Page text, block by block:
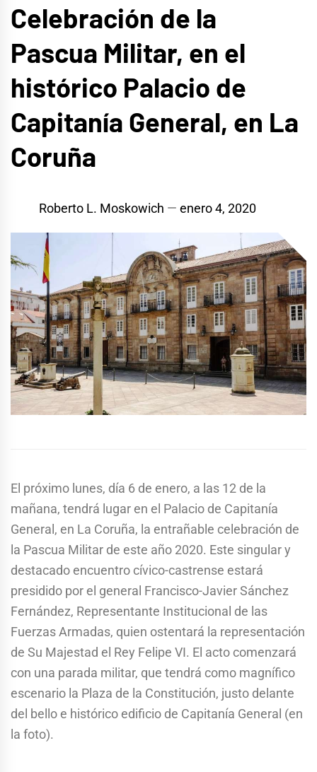
Celebración de la
Pascua Militar, en el
histórico Palacio de
Capitanía General, en La
Coruña
Roberto L. Moskowich enero 4, 2020
El próximo lunes, día 6 de enero, a las 12 de la
mañana, tendrá lugar en el Palacio de Capitanía
General, en La Coruña, la entrañable celebración de
la Pascua Militar de este año 2020. Este singular y
destacado encuentro cívico-castrense estará
presidido por el general Francisco-Javier Sánchez
Fernández, Representante Institucional de las
Fuerzas Armadas, quien ostentará la representación
de Su Majestad el Rey Felipe VI. El acto comenzará
con una parada militar, que tendrá como magnífico
escenario la Plaza de la Constitución, justo delante
del bello e histórico edificio de Capitanía General (en
la foto).